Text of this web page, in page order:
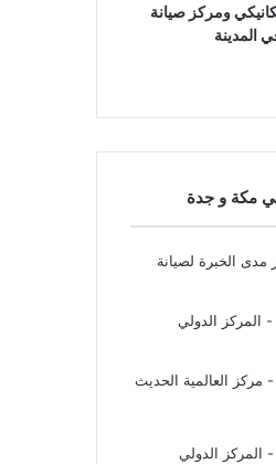
ومركز صيانة
المدينة
مكة و جدة
مدى الخبرة لصيانة
- المركز الدولي
- مركز العالمية الحديث
- المركز الدولي